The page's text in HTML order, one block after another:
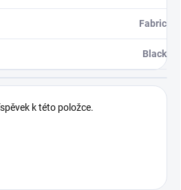
Fabric
Black
k této položce.